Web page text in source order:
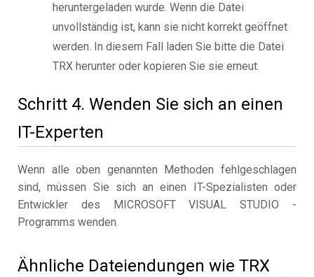
heruntergeladen wurde. Wenn die Datei
unvollständig ist, kann sie nicht korrekt geöffnet
werden. In diesem Fall laden Sie bitte die Datei
TRX herunter oder kopieren Sie sie erneut.
Schritt 4. Wenden Sie sich an einen
IT-Experten
Wenn alle oben genannten Methoden fehlgeschlagen
sind, müssen Sie sich an einen IT-Spezialisten oder
Entwickler des MICROSOFT VISUAL STUDIO -
Programms wenden.
Ähnliche Dateiendungen wie TRX